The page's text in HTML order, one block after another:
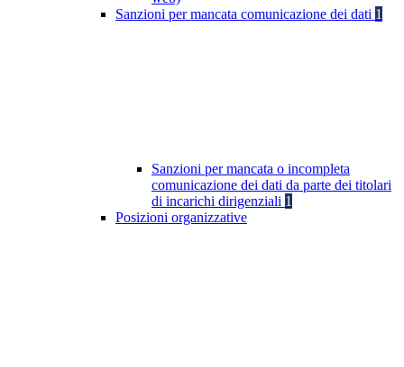
Sanzioni per mancata comunicazione dei dati 1
Sanzioni per mancata o incompleta
comunicazione dei dati da parte dei titolari
di incarichi dirigenziali 1
Posizioni organizzative